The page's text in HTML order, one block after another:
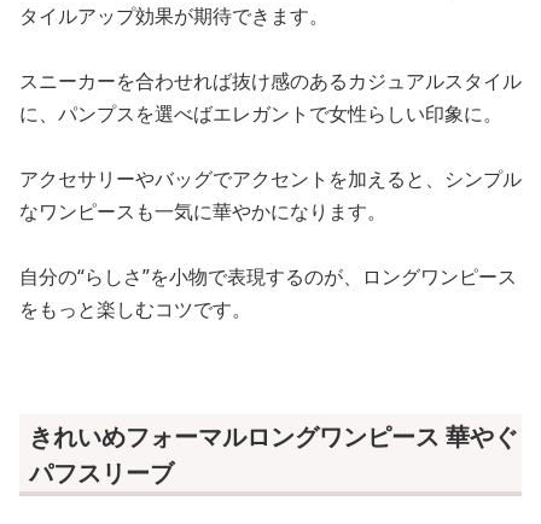
タイルアップ効果が期待できます。
スニーカーを合わせれば抜け感のあるカジュアルスタイル
に、パンプスを選べばエレガントで女性らしい印象に。
アクセサリーやバッグでアクセントを加えると、シンプル
なワンピースも一気に華やかになります。
自分の“らしさ”を小物で表現するのが、ロングワンピース
をもっと楽しむコツです。
きれいめフォーマルロングワンピース 華やぐ
パフスリーブ